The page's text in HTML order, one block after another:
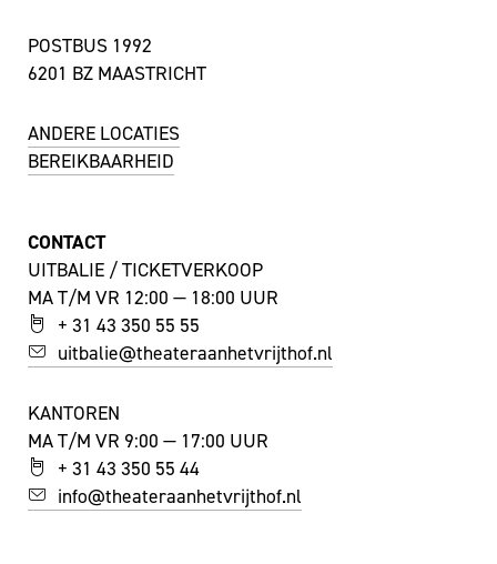
POSTBUS 1992
6201 BZ MAASTRICHT
ANDERE LOCATIES
BEREIKBAARHEID
CONTACT
UITBALIE / TICKETVERKOOP
MA T/M VR 12:00 — 18:00 UUR
+ 31 43 350 55 55
uitbalie@theateraanhetvrijthof.nl
KANTOREN
MA T/M VR 9:00 — 17:00 UUR
+ 31 43 350 55 44
info@theateraanhetvrijthof.nl